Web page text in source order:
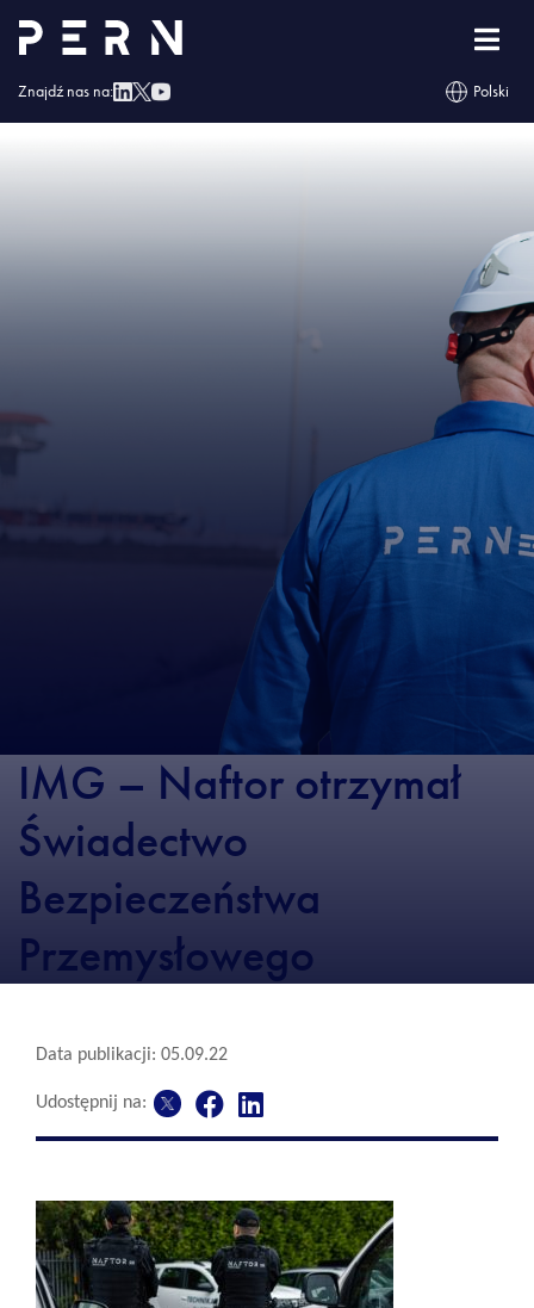
Znajdź nas na: Polski
Strona główna »Naftor otrzymał Świadectwo Bezpieczeństwa Przemysłowego
IMG – Naftor otrzymał
Świadectwo
Bezpieczeństwa
Przemysłowego
Data publikacji: 05.09.22
Udostępnij na: